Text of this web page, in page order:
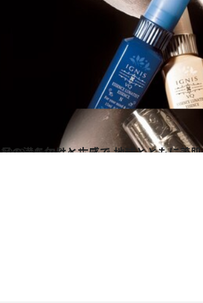
2013.10.19
月の満ち欠けと六感で 地球とともに美
ビューティ＆ヘルス